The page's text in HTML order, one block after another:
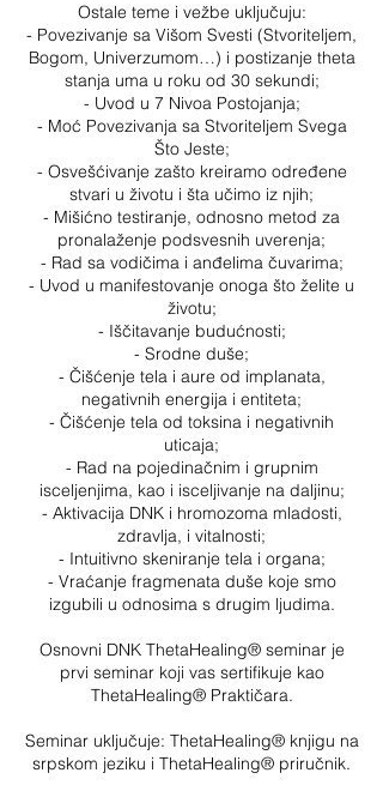
Ostale teme i vežbe uključuju:
- Povezivanje sa Višom Svesti (Stvoriteljem,
Bogom, Univerzumom…) i postizanje theta
stanja uma u roku od 30 sekundi;
- Uvod u 7 Nivoa Postojanja;
- Moć Povezivanja sa Stvoriteljem Svega
Što Jeste;
- Osvešćivanje zašto kreiramo određene
stvari u životu i šta učimo iz njih;
- Mišićno testiranje, odnosno metod za
pronalaženje podsvesnih uverenja;
- Rad sa vodičima i anđelima čuvarima;
- Uvod u manifestovanje onoga što želite u
životu;
- Iščitavanje budućnosti;
- Srodne duše;
- Čišćenje tela i aure od implanata,
negativnih energija i entiteta;
- Čišćenje tela od toksina i negativnih
uticaja;
- Rad na pojedinačnim i grupnim
isceljenjima, kao i isceljivanje na daljinu;
- Aktivacija DNK i hromozoma mladosti,
zdravlja, i vitalnosti;
- Intuitivno skeniranje tela i organa;
- Vraćanje fragmenata duše koje smo
izgubili u odnosima s drugim ljudima.
Osnovni DNK ThetaHealing® seminar je
prvi seminar koji vas sertifikuje kao
ThetaHealing® Praktičara.
Seminar uključuje: ThetaHealing® knjigu na
srpskom jeziku i ThetaHealing® priručnik.